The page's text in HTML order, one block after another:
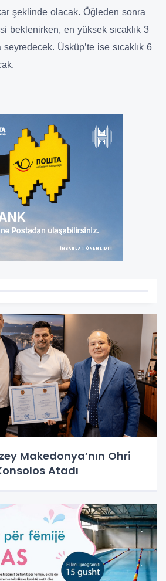
şeklinde olacak. Öğleden sonra
beklenirken, en yüksek sıcaklık 3
Üsküp’te ise sıcaklık 6
Makedonya’nın Ohri
Atadı